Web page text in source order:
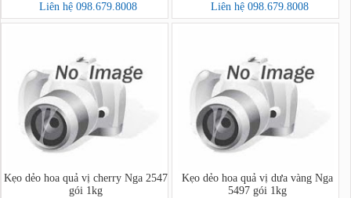
Liên hệ 098.679.8008
Liên hệ 098.679.8008
Kẹo dẻo hoa quả vị cherry Nga 2547
gói 1kg
Kẹo dẻo hoa quả vị dưa vàng Nga
5497 gói 1kg